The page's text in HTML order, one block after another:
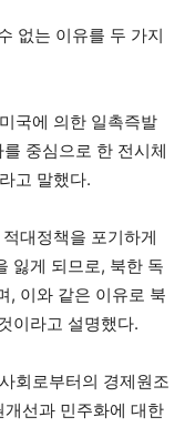
없는 이유를 두 가지
국에 의한 일촉즉발
중심으로 한 전시체
고 말했다.
대정책을 포기하게
잃게 되므로, 북한 독
, 이와 같은 이유로 북
이라고 설명했다.
회로부터의 경제원조
선과 민주화에 대한